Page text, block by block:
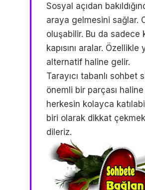
Sosyal açıdan
araya gelmesini sağlar.
oluşabilir. Bu da sadece
kapısını aralar.
alternatif haline gelir.
Tarayıcı tabanlı
önemli bir parçası
herkesin kolayca
biri olarak dikkat
dileriz.